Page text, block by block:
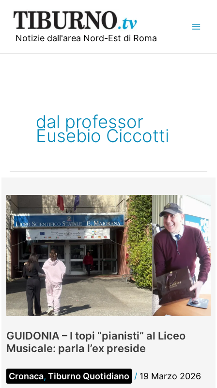
contenuto
Notizie dall'area Nord-Est di Roma
dal professor
Eusebio Ciccotti
GUIDONIA – I topi “pianisti” al Liceo
Musicale: parla l’ex preside
Cronaca, Tiburno Quotidiano / 19 Marzo 2026